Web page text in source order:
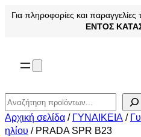
Μετάβαση
Για πληροφορίες και παραγγελίες
ΕΝΤΟΣ
Αναζήτηση
Αρχική σελίδα / ΓΥΝΑΙΚΕΙΑ /
ηλίου / PRADA SPR B23